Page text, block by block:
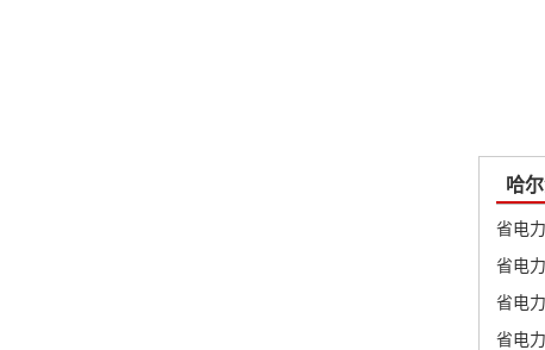
哈
省电
省电
省电
省电